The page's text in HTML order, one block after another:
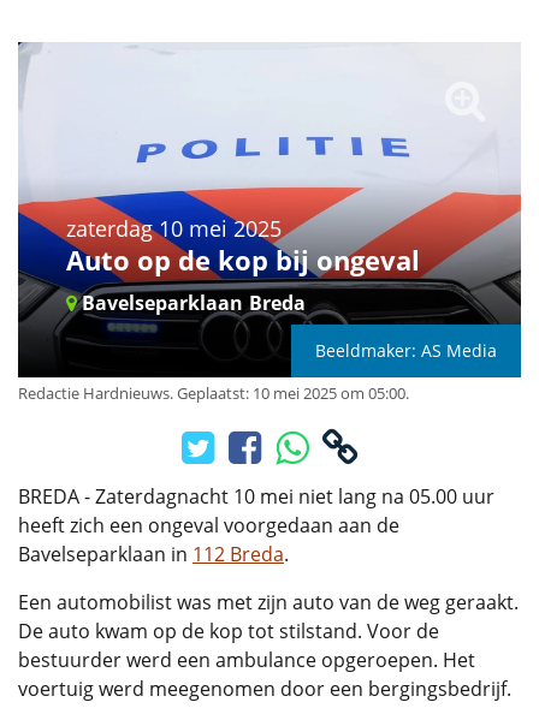
zaterdag 10 mei 2025
Auto op de kop bij ongeval
Bavelseparklaan Breda
Beeldmaker: AS Media
Redactie Hardnieuws.Geplaatst: 10 mei 2025 om 05:00.
BREDA - Zaterdagnacht 10 mei niet lang na 05.00 uur
heeft zich een ongeval voorgedaan aan de
Bavelseparklaan in 112 Breda.
Een automobilist was met zijn auto van de weg geraakt.
De auto kwam op de kop tot stilstand. Voor de
bestuurder werd een ambulance opgeroepen. Het
voertuig werd meegenomen door een bergingsbedrijf.